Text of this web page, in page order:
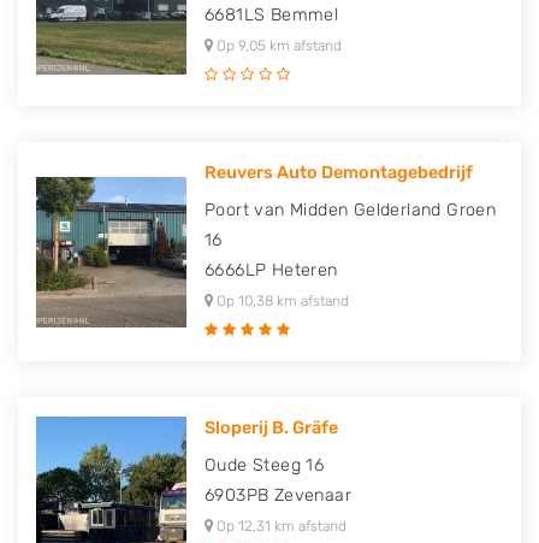
6681LS Bemmel
Op 9,05 km afstand
Reuvers Auto Demontagebedrijf
Poort van Midden Gelderland Groen
16
6666LP Heteren
Op 10,38 km afstand
Sloperij B. Gräfe
Oude Steeg 16
6903PB Zevenaar
Op 12,31 km afstand